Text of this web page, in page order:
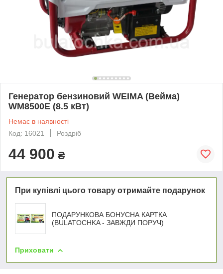
Генератор бензиновий WEIMA (Вейма)
WM8500E (8.5 кВт)
Немає в наявності
Код: 16021
Роздріб
44 900 ₴
При купівлі цього товару отримайте подарунок
ПОДАРУНКОВА БОНУСНА КАРТКА
(BULATOCHKA - ЗАВЖДИ ПОРУЧ)
Приховати